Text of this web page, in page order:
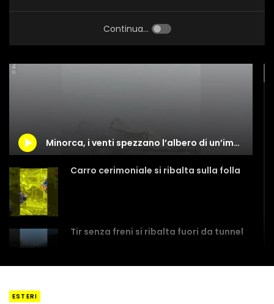
Continua...
Minorca, i venti spezzano l’albero di un’imbarcazione d’epoca
Carro cerimoniale si ribalta sulla folla
Tir senza freni si ribalta fuori da tunnel
ESTERI